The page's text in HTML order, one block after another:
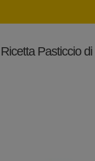
Pasticcio